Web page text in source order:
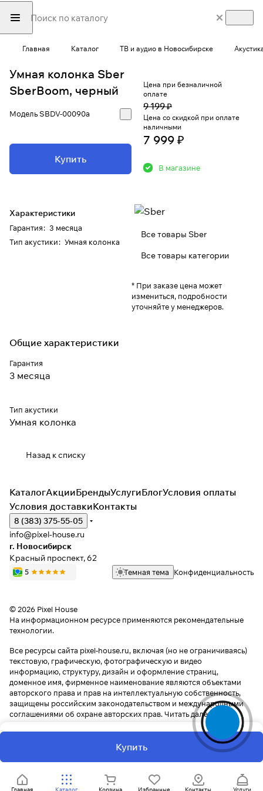
Главная Каталог ТВ и аудио в Новосибирске
Умная колонка Sber
SberBoom, черный
МодельSBDV-00090a
Купить
Характеристики
Гарантия: 3 месяца
Тип акустики: Умная колонка
Цена при безналичной
оплате
9 199 ₽
Цена со скидкой при оплате
наличными
7 999 ₽
В магазине
Все товары Sber
Все товары категории
* При заказе цена может
измениться, подробности
уточняйте у менеджеров.
Общие характеристики
Гарантия
3 месяца
Тип акустики
Умная колонка
Назад к списку
Купить
КаталогАкцииБрендыУслугиБлогУсловия оплаты
Условия доставкиКонтакты
8 (383) 375-55-05
info@pixel-house.ru
г. Новосибирск
Красный проспект, 62
Темная тема Конфиденциальность
© 2026 Pixel House
На информационном ресурсе применяются рекомендательные
технологии.
Все ресурсы сайта pixel-house.ru, включая (но не ограничиваясь)
текстовую, графическую, фотографическую и видео
информацию, структуру, дизайн и оформление страниц,
доменное имя, фирменное наименование являются объектами
авторского права и прав на интеллектуальную собственность,
защищены российским законодательством и международными
соглашениями об охране авторских прав.Читать далее